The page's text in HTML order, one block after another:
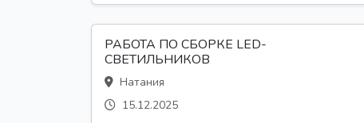
РАБОТА ПО СБОРКЕ LED-
СВЕТИЛЬНИКОВ
Натания
15.12.2025